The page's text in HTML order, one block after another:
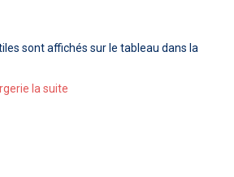
sont affichés sur le tableau dans la
la suite